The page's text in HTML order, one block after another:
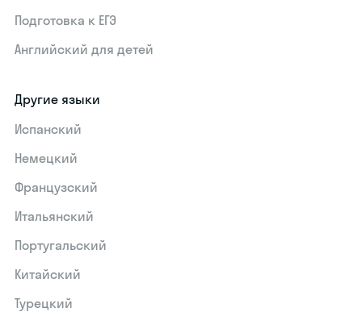
Подготовка к ЕГЭ
Английский для детей
Другие языки
Испанский
Немецкий
Французский
Итальянский
Португальский
Китайский
Турецкий